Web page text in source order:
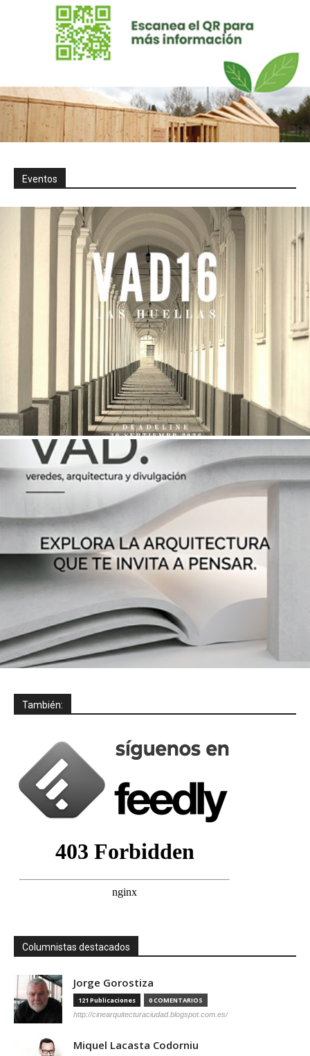
Eventos
También:
Columnistas destacados
Jorge Gorostiza
121 Publicaciones 0 COMENTARIOS
http://cinearquitecturaciudad.blogspot.com.es/
Miquel Lacasta Codorniu